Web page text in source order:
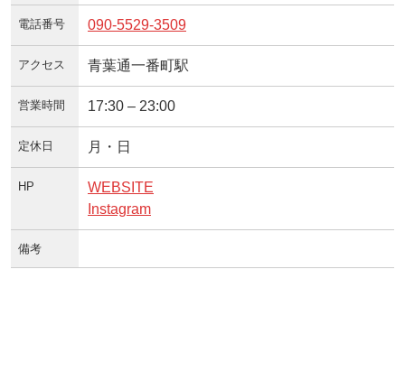
電話番号 090-5529-3509
アクセス 青葉通一番町駅
営業時間 17:30 – 23:00
定休日 月・日
HP
WEBSITE
Instagram
備考